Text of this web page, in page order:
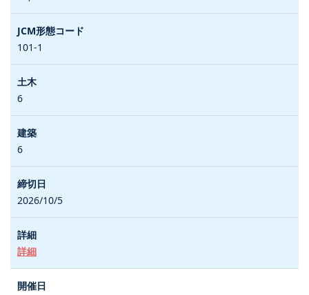
101-1
6
6
2026/10/5
詳細